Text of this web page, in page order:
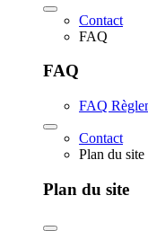
Contact
FAQ
FAQ
FAQ
Contact
Plan du site
Plan du site